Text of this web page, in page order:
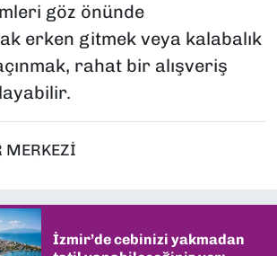
göz önünde
erken gitmek veya kalabalık
rahat bir alışveriş
MERKEZİ
İzmir’de cebinizi yakmadan